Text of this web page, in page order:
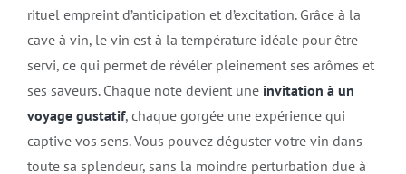
rituel empreint d’anticipation et d’excitation. Grâce à la
cave à vin, le vin est à la température idéale pour être
servi, ce qui permet de révéler pleinement ses arômes et
ses saveurs. Chaque note devient une invitation à un
voyage gustatif, chaque gorgée une expérience qui
captive vos sens. Vous pouvez déguster votre vin dans
toute sa splendeur, sans la moindre perturbation due à